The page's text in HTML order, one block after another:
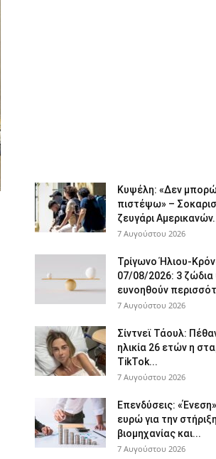
Κυψέλη: «Δεν
πιστέψω» –
ζευγάρι
7 Αυγούστου 2026
Τρίγωνο Ήλιου-
07/08/2026: 3 ζώδια
ευνοηθούν
7 Αυγούστου 2026
Σίντνεϊ Τάουλ:
ηλικία 26 ετών η
TikTok...
7 Αυγούστου 2026
Επενδύσεις:
ευρώ για την
βιομηχανίας και...
7 Αυγούστου 2026